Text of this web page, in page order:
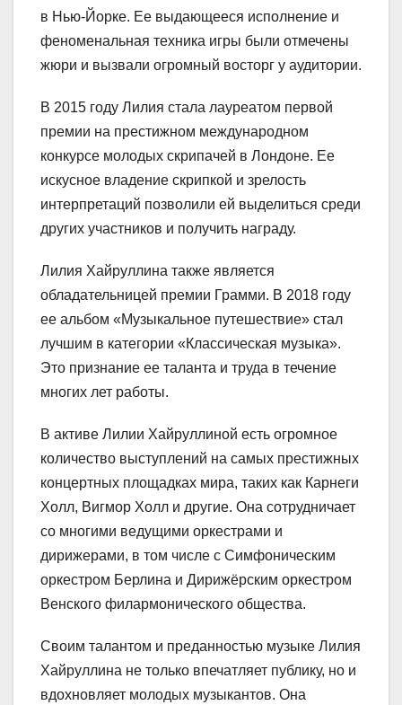
в Нью-Йорке. Ее выдающееся исполнение и
феноменальная техника игры были отмечены
жюри и вызвали огромный восторг у аудитории.
В 2015 году Лилия стала лауреатом первой
премии на престижном международном
конкурсе молодых скрипачей в Лондоне. Ее
искусное владение скрипкой и зрелость
интерпретаций позволили ей выделиться среди
других участников и получить награду.
Лилия Хайруллина также является
обладательницей премии Грамми. В 2018 году
ее альбом «Музыкальное путешествие» стал
лучшим в категории «Классическая музыка».
Это признание ее таланта и труда в течение
многих лет работы.
В активе Лилии Хайруллиной есть огромное
количество выступлений на самых престижных
концертных площадках мира, таких как Карнеги
Холл, Вигмор Холл и другие. Она сотрудничает
со многими ведущими оркестрами и
дирижерами, в том числе с Симфоническим
оркестром Берлина и Дирижёрским оркестром
Венского филармонического общества.
Своим талантом и преданностью музыке Лилия
Хайруллина не только впечатляет публику, но и
вдохновляет молодых музыкантов. Она